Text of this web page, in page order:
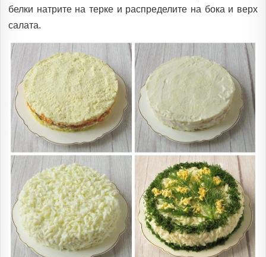
белки натрите на терке и распределите на бока и верх
салата.